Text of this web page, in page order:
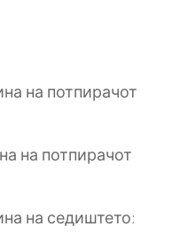
на потпирачот
на потпирачот
на седиштето: